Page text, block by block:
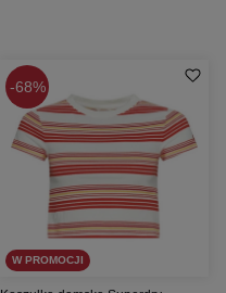
68%
W PROMOCJI